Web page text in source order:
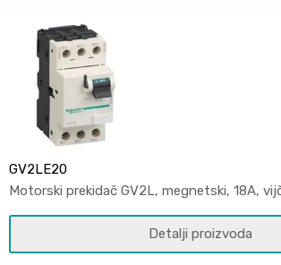
GV2LE20
Motorski prekidač GV2L, megnetski, 18A,
Detalji proizvoda